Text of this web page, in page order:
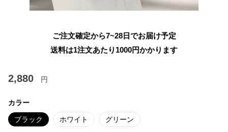
ご注文確定から7~28日でお届け予定
送料は1注文あたり 1000円かかります
2,880 円
カラー
ブラック ホワイト グリーン